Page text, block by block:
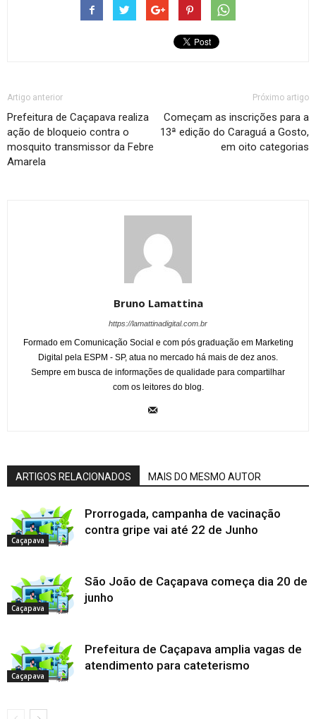
Artigo anterior
Prefeitura de Caçapava realiza
ação de bloqueio contra o
mosquito transmissor da Febre
Amarela
Próximo artigo
Começam as inscrições para a
13ª edição do Caraguá a Gosto,
em oito categorias
Bruno Lamattina
https://lamattinadigital.com.br
Formado em Comunicação Social e com pós graduação em Marketing
Digital pela ESPM - SP, atua no mercado há mais de dez anos.
Sempre em busca de informações de qualidade para compartilhar
com os leitores do blog.
ARTIGOS RELACIONADOS MAIS DO MESMO AUTOR
Caçapava
Prorrogada, campanha de vacinação
contra gripe vai até 22 de Junho
Caçapava
São João de Caçapava começa dia 20 de
junho
Caçapava
Prefeitura de Caçapava amplia vagas de
atendimento para cateterismo